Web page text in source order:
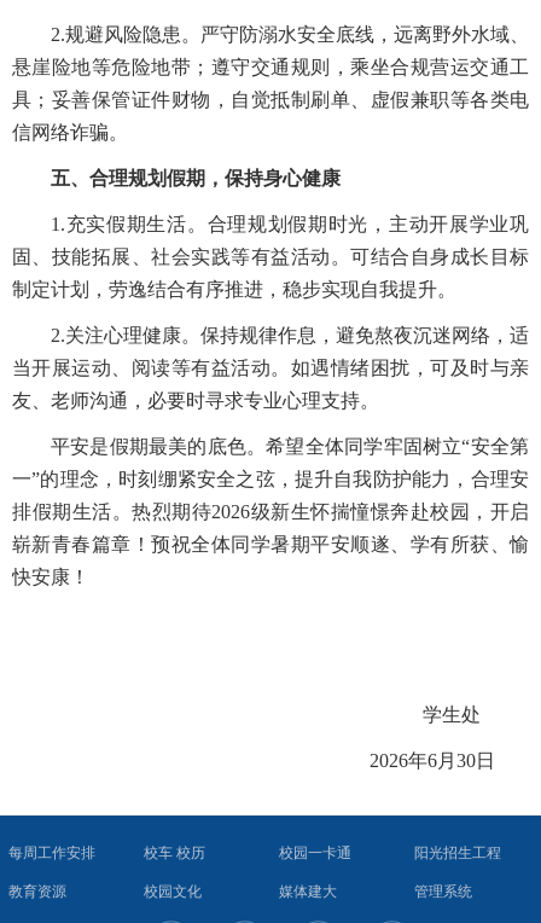
2.规避风险隐患。严守防溺水安全底线，远离野外水域、
悬崖险地等危险地带；遵守交通规则，乘坐合规营运交通工
具；妥善保管证件财物，自觉抵制刷单、虚假兼职等各类电
信网络诈骗。
五、合理规划假期，保持身心健康
1.充实假期生活。合理规划假期时光，主动开展学业巩
固、技能拓展、社会实践等有益活动。可结合自身成长目标
制定计划，劳逸结合有序推进，稳步实现自我提升。
2.关注心理健康。保持规律作息，避免熬夜沉迷网络，适
当开展运动、阅读等有益活动。如遇情绪困扰，可及时与亲
友、老师沟通，必要时寻求专业心理支持。
平安是假期最美的底色。希望全体同学牢固树立“安全第
一”的理念，时刻绷紧安全之弦，提升自我防护能力，合理安
排假期生活。热烈期待2026级新生怀揣憧憬奔赴校园，开启
崭新青春篇章！预祝全体同学暑期平安顺遂、学有所获、愉
快安康！
学生处
2026年6月30日
每周工作安排 校车 校历 校园一卡通 阳光招生工程
教育资源 校园文化 媒体建大 管理系统